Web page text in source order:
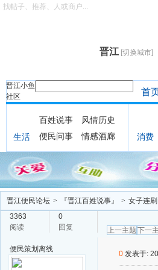
晋江 [切换城市]
晋江小鱼
社区
找帖子、推荐、人或商户...
首
生活
百姓说事
风情历史
便民问事
情感酒廊 消费
晋江便民论坛 > 『晋江百姓说事』 > 女子连
3363
阅读
0
回复
上一主题 下一
便民策划 离线
0 发表于: